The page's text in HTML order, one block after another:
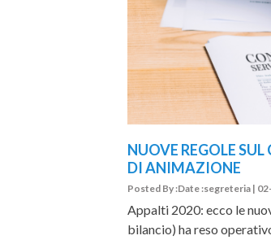
NUOVE REGOLE
DI ANIMAZIONE
Posted By :Date :segreteria |
Appalti 2020: ecco le
bilancio) ha reso